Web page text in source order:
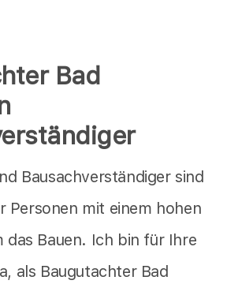
Bad
Bausachverständiger sind
Personen mit einem hohen
das Bauen. Ich bin für Ihre
als Baugutachter Bad